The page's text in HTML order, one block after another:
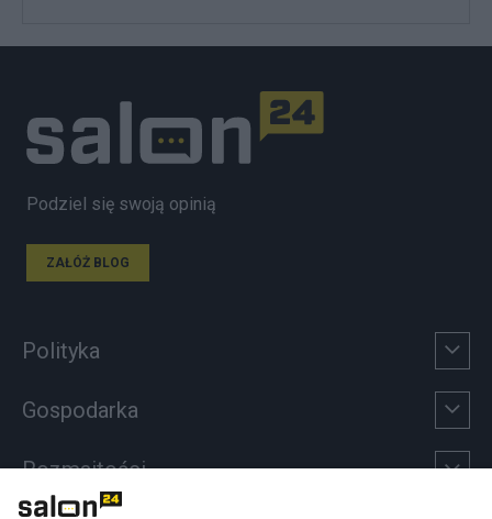
Podziel się swoją opinią
ZAŁÓŻ BLOG
Polityka
Gospodarka
Rozmaitości